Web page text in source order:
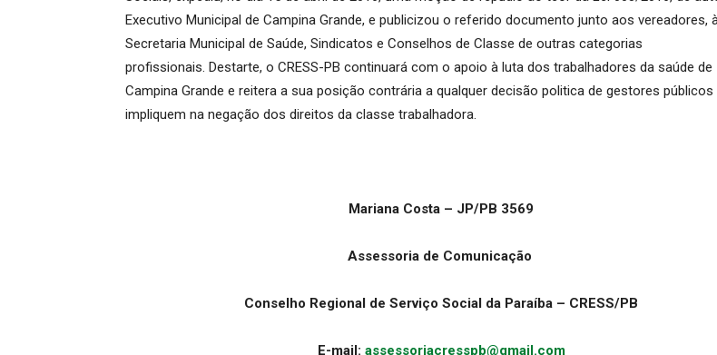
Executivo Municipal de Campina Grande, e publicizou o referido documento junto aos vereadores,
Secretaria Municipal de Saúde, Sindicatos e Conselhos de Classe de outras categorias
profissionais. Destarte, o CRESS-PB continuará com o apoio à luta dos trabalhadores da saúde de
Campina Grande e reitera a sua posição contrária a qualquer decisão politica de gestores públicos
impliquem na negação dos direitos da classe trabalhadora.
Mariana Costa – JP/PB 3569
Assessoria de Comunicação
Conselho Regional de Serviço Social da Paraíba – CRESS/PB
E-mail: assessoriacresspb@gmail.com